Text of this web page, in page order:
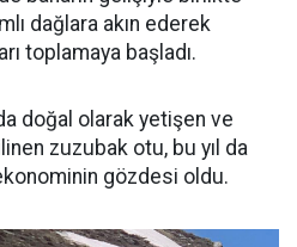
dağlara akın ederek
toplamaya başladı.
doğal olarak yetişen ve
zuzubak otu, bu yıl da
gözdesi oldu.